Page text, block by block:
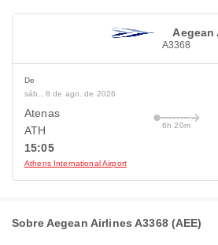
Aegean
A3368
De
sáb., 8 de ago. de 2026
Atenas
ATH
15:05
Athens International Airport
6h 20m
Sobre Aegean Airlines A3368 (AEE)